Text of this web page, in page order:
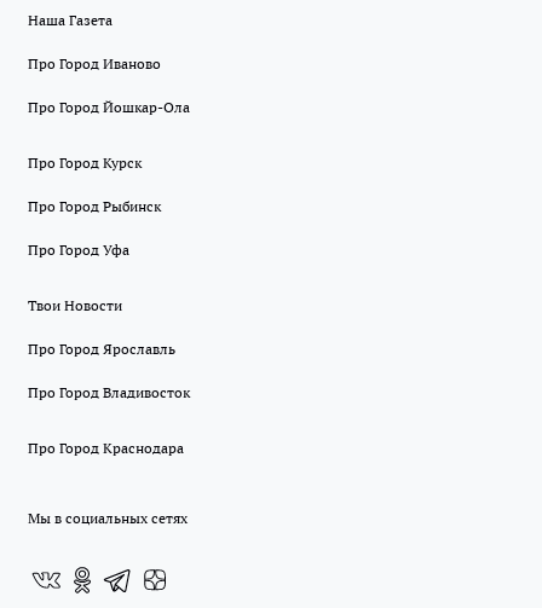
Наша Газета
Про Город Иваново
Про Город Йошкар-Ола
Про Город Курск
Про Город Рыбинск
Про Город Уфа
Твои Новости
Про Город Ярославль
Про Город Владивосток
Про Город Краснодара
Мы в социальных сетях